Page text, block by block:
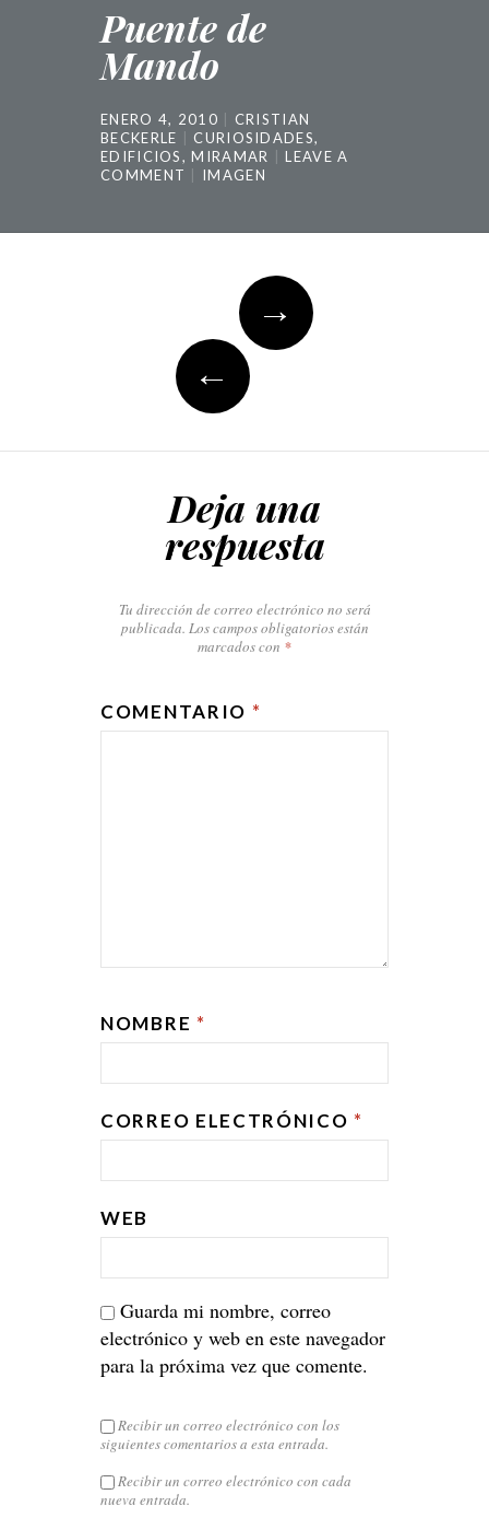
Puente de
Mando
ENERO 4, 2010
CRISTIAN
BECKERLE
CURIOSIDADES,
EDIFICIOS,MIRAMAR
LEAVE A
COMMENT
IMAGEN
navigation
→
←
Deja una
respuesta
Tu dirección de correo electrónico no será
publicada. Los campos obligatorios están
marcados con *
COMENTARIO *
NOMBRE *
CORREO ELECTRÓNICO *
WEB
Guarda mi nombre, correo
electrónico y web en este navegador
para la próxima vez que comente.
Recibir un correo electrónico con los
siguientes comentarios a esta entrada.
Recibir un correo electrónico con cada
nueva entrada.